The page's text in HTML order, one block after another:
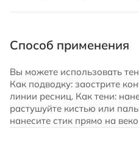
Способ применения
Вы можете использовать
Как подводку: заострите
линии ресниц. Как тени:
растушуйте кистью или
нанесите стик прямо на